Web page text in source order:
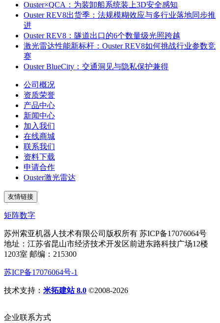
Ouster×QCA：为装卸船系统装上3D安全感知
Ouster REV8出货季：法规模糊效应与多行业落地同步推
进
Ouster REV8：隧道出口的6个数量级光照跨越
激光雷达性能新标杆：Ouster REV8如何挑战行业参数竞
赛
Ouster BlueCity：交通洞见与隐私保护兼得
公司概况
资质荣誉
产品中心
新闻中心
加入我们
在线商城
联系我们
资料下载
申请合作
Ouster激光雷达
友情链接
矩阵数字
苏州索亚机器人技术有限公司版权所有 苏ICP备17076064号
地址：江苏省昆山市经济技术开发区前进东路科技广场12楼
1203室 邮编：215300
苏ICP备17076064号-1
技术支持： 米拓建站 8.0 ©2008-2026
企业联系方式